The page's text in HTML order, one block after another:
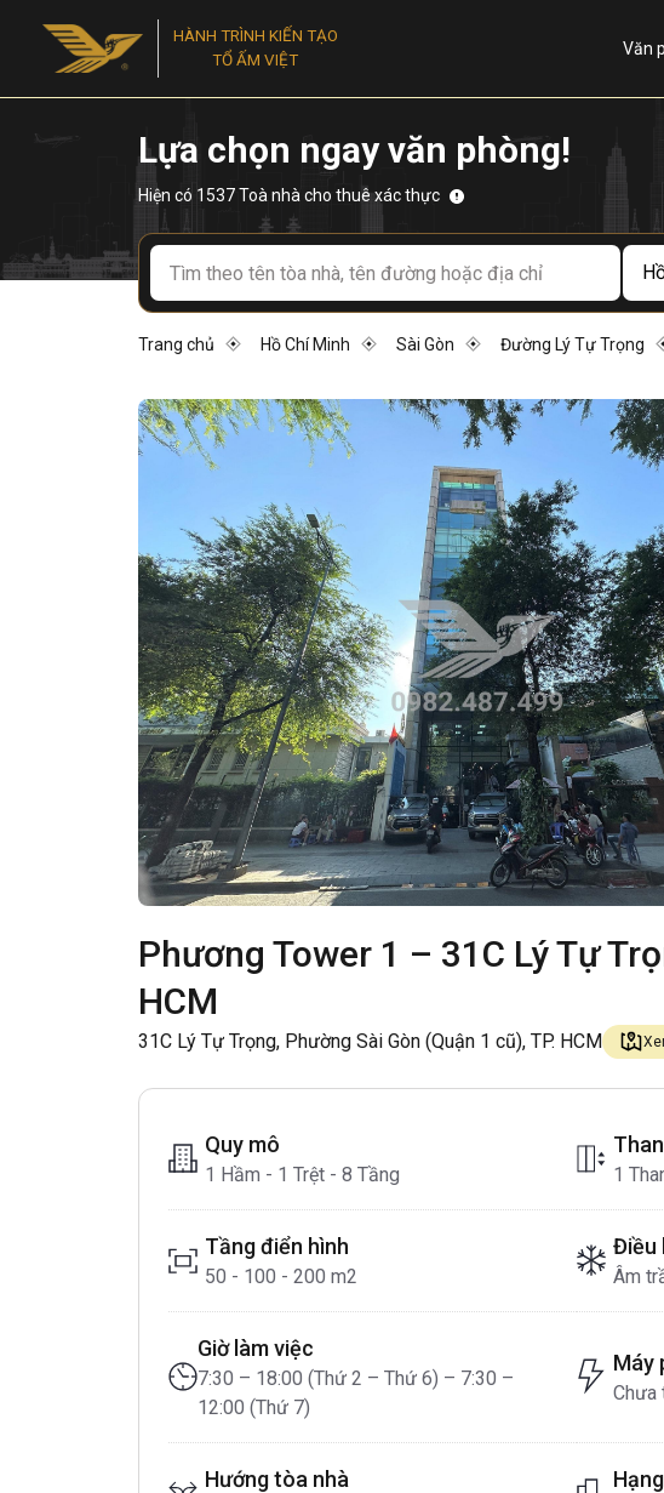
HÀNH TRÌNH KIẾN TẠO
TỔ ẤM VIỆT
Văn
Lựa chọn ngay văn phòng!
Hiện có 1537 Toà nhà cho thuê xác thực
Trang chủ Hồ Chí Minh Sài Gòn Đường Lý Tự Trọng
Phương Tower 1 – 31C Lý Tự
HCM
31C Lý Tự Trọng, Phường Sài Gòn (Quận 1 cũ), TP. HCM
Quy mô
1 Hầm - 1 Trệt - 8 Tầng 1
Tầng điển hình
50 - 100 - 200 m2
Điều
Âm
Giờ làm việc
7:30 – 18:00 (Thứ 2 – Thứ 6) – 7:30 –
12:00 (Thứ 7)
Máy
Chưa
Hướng tòa nhà